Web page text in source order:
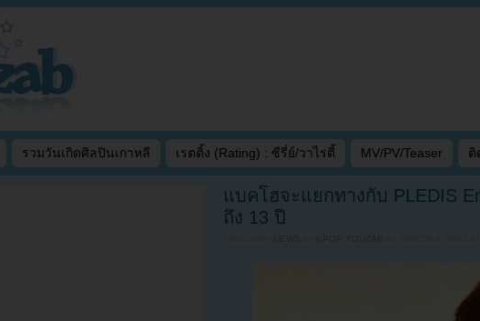
รวมวันเกิดศิลปินเกาหลี เรตติ้ง (Rating) : ซีรี่ย์/วาไรตี้ MV/PV/Teaser ติ
แบคโฮจะแยกทางกับ PLEDIS
ถึง 13 ปี
NEWS KPOP YOUZAB